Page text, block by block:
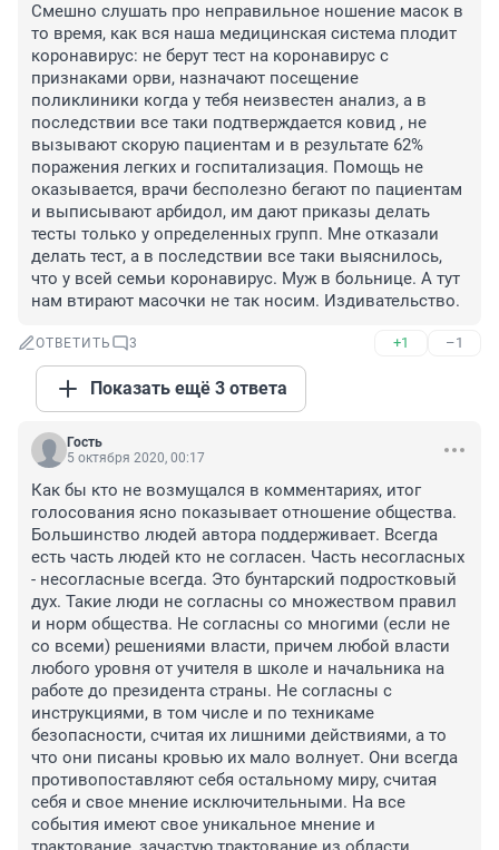
Смешно слушать про неправильное ношение масок в
то время, как вся наша медицинская система плодит
коронавирус: не берут тест на коронавирус с
признаками орви, назначают посещение
поликлиники когда у тебя неизвестен анализ, а в
последствии все таки подтверждается ковид , не
вызывают скорую пациентам и в результате 62%
поражения легких и госпитализация. Помощь не
оказывается, врачи бесполезно бегают по пациентам
и выписывают арбидол, им дают приказы делать
тесты только у определенных групп. Мне отказали
делать тест, а в последствии все таки выяснилось,
что у всей семьи коронавирус. Муж в больнице. А тут
нам втирают масочки не так носим. Издивательство.
ОТВЕТИТЬ 3 +1 –1
Показать ещё 3 ответа
Гость
5 октября 2020, 00:17
Как бы кто не возмущался в комментариях, итог
голосования ясно показывает отношение общества.
Большинство людей автора поддерживает. Всегда
есть часть людей кто не согласен. Часть несогласных
- несогласные всегда. Это бунтарский подростковый
дух. Такие люди не согласны со множеством правил
и норм общества. Не согласны со многими (если не
со всеми) решениями власти, причем любой власти
любого уровня от учителя в школе и начальника на
работе до президента страны. Не согласны с
инструкциями, в том числе и по техникаме
безопасности, считая их лишними действиями, а то
что они писаны кровью их мало волнует. Они всегда
противопоставляют себя остальному миру, считая
себя и свое мнение исключительными. На все
события имеют свое уникальное мнение и